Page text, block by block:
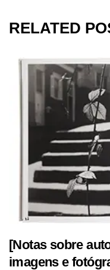
RELATED
[Notas sobre
imagens e